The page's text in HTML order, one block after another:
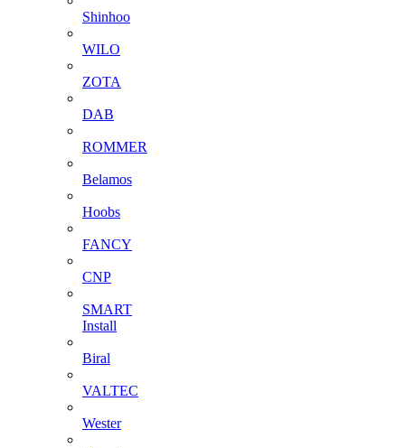
Shinhoo
WILO
ZOTA
DAB
ROMMER
Belamos
Hoobs
FANCY
CNP
SMART
Install
Biral
VALTEC
Wester